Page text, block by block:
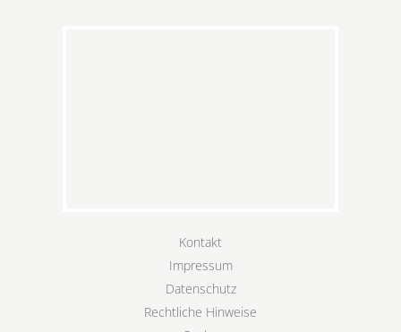
Kontakt
Impressum
Datenschutz
Rechtliche Hinweise